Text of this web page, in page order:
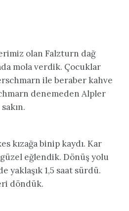
olan Falzturn dağ
mola verdik. Çocuklar
ile beraber kahve
denemeden Alpler
kızağa binip kaydı. Kar
eğlendik. Dönüş yolu
yaklaşık 1,5 saat sürdü.
döndük.